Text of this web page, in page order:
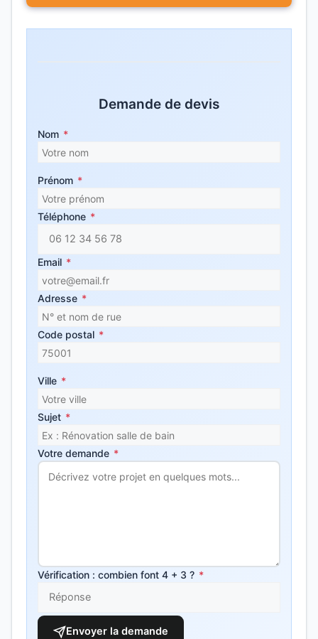
Demande de devis
Nom *
Prénom *
Téléphone *
Email *
Adresse *
Code postal *
Ville *
Sujet *
Votre demande *
Vérification : combien font 4 + 3 ? *
Envoyer la demande